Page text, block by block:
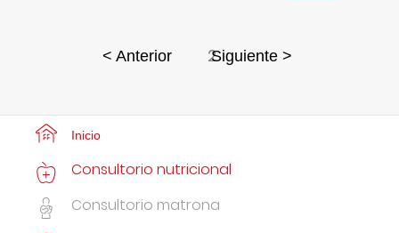
< Anterior 2Siguiente >
Inicio
Consultorio nutricional
Consultorio matrona